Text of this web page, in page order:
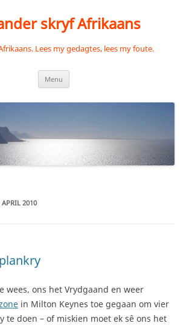
skryf Afrikaans
Lees my gedagtes, lees my foute.
Menu
APRIL 2010
wees, ons het Vrydgaand en weer
in Milton Keynes toe gegaan om vier
te doen – of miskien moet ek sê ons het